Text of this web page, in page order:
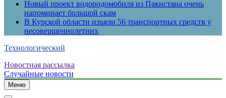
Новый проект водородомобиля из Пакистана очень
напоминает большой скам
В Курской области изъяли 56 транспортных средств у
несовершеннолетних
Технологический
Новостная рассылка
Случайные новости
Меню